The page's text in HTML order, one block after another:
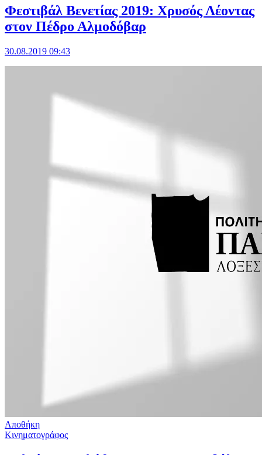
Φεστιβάλ Βενετίας 2019: Χρυσός Λέοντας
στον Πέδρο Αλμοδόβαρ
30.08.2019 09:43
Αποθήκη
Κινηματογράφος